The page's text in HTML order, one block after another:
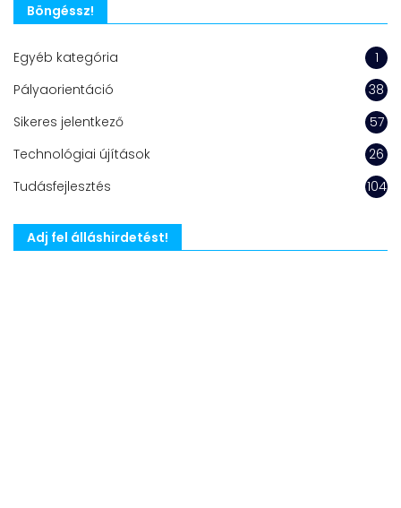
Böngéssz!
Egyéb kategória
1
Pályaorientáció
38
Sikeres jelentkező
57
Technológiai újítások
26
Tudásfejlesztés
104
Adj fel álláshirdetést!